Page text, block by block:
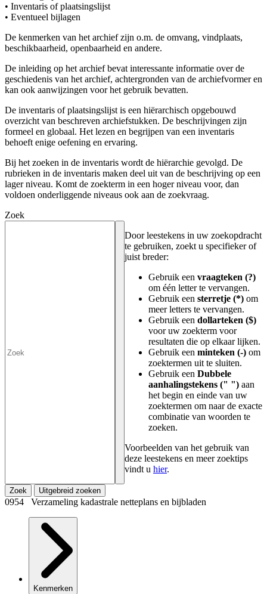
• Inventaris of plaatsingslijst
• Eventueel bijlagen
De kenmerken van het archief zijn o.m. de omvang, vindplaats,
beschikbaarheid, openbaarheid en andere.
De inleiding op het archief bevat interessante informatie over de
geschiedenis van het archief, achtergronden van de archiefvormer en
kan ook aanwijzingen voor het gebruik bevatten.
De inventaris of plaatsingslijst is een hiërarchisch opgebouwd
overzicht van beschreven archiefstukken. De beschrijvingen zijn
formeel en globaal. Het lezen en begrijpen van een inventaris
behoeft enige oefening en ervaring.
Bij het zoeken in de inventaris wordt de hiërarchie gevolgd. De
rubrieken in de inventaris maken deel uit van de beschrijving op een
lager niveau. Komt de zoekterm in een hoger niveau voor, dan
voldoen onderliggende niveaus ook aan de zoekvraag.
Zoek
Door leestekens in uw zoekopdracht
te gebruiken, zoekt u specifieker of
juist breder:
Gebruik een vraagteken (?)
om één letter te vervangen.
Gebruik een sterretje (*) om
meer letters te vervangen.
Gebruik een dollarteken ($)
voor uw zoekterm voor
resultaten die op elkaar lijken.
Gebruik een minteken (-) om
zoektermen uit te sluiten.
Gebruik een Dubbele
aanhalingstekens (" ") aan
het begin en einde van uw
zoektermen om naar de exacte
combinatie van woorden te
zoeken.
Voorbeelden van het gebruik van
deze leestekens en meer zoektips
vindt u hier.
Zoek Uitgebreid zoeken
0954 Verzameling kadastrale netteplans en bijbladen
Kenmerken